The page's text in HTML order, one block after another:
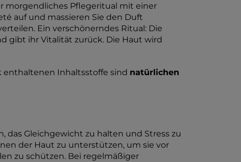
morgendliches Pflegeritual mit einer
auf und massieren Sie den Duft
Ein verschönerndes Ritual: Die
gibt ihr Vitalität zurück. Die Haut wird
enthaltenen Inhaltsstoffe sind natürlichen
das Gleichgewicht zu halten und Stress zu
der Haut zu unterstützen, um sie vor
zu schützen. Bei regelmäßiger